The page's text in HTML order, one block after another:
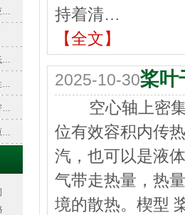
…
…
…
…
…
持着清…
【全文】
2025-10-30桨叶
空心轴上密集
位有效容积内传
汽，也可以是液
气带走热量，热
境的散热。楔型